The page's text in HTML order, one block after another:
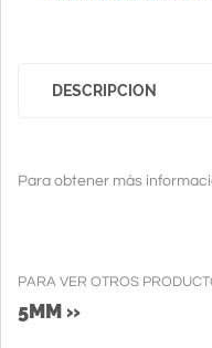
DESCRIPCION
Para obtener más
PARA VER OTROS
5MM »